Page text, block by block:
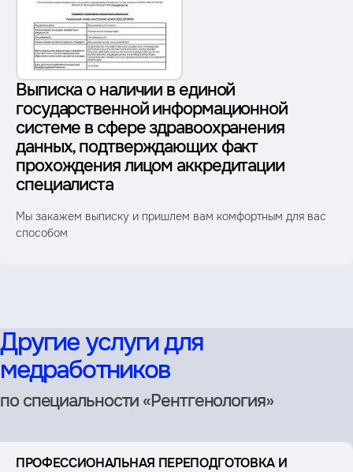
Выписка о наличии в единой
государственной информационной
системе в сфере здравоохранения
данных, подтверждающих факт
прохождения лицом аккредитации
специалиста
Мы закажем выписку и пришлем вам комфортным для вас
способом
Другие услуги для
медработников
по специальности «Рентгенология»
ПРОФЕССИОНАЛЬНАЯ ПЕРЕПОДГОТОВКА И